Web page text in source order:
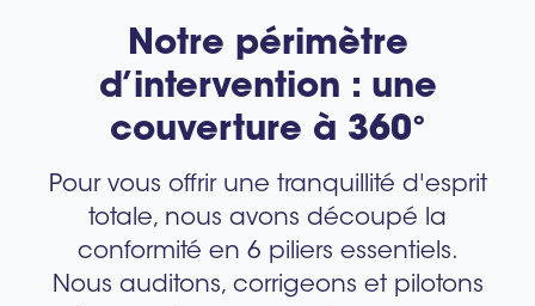
Notre périmètre
d’intervention : une
couverture à 360°
Pour vous offrir une tranquillité d'esprit
totale, nous avons découpé la
conformité en 6 piliers essentiels.
Nous auditons, corrigeons et pilotons